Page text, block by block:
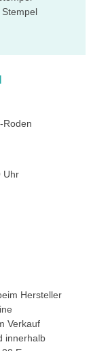
Roden
Uhr
Hersteller
Verkauf
innerhalb